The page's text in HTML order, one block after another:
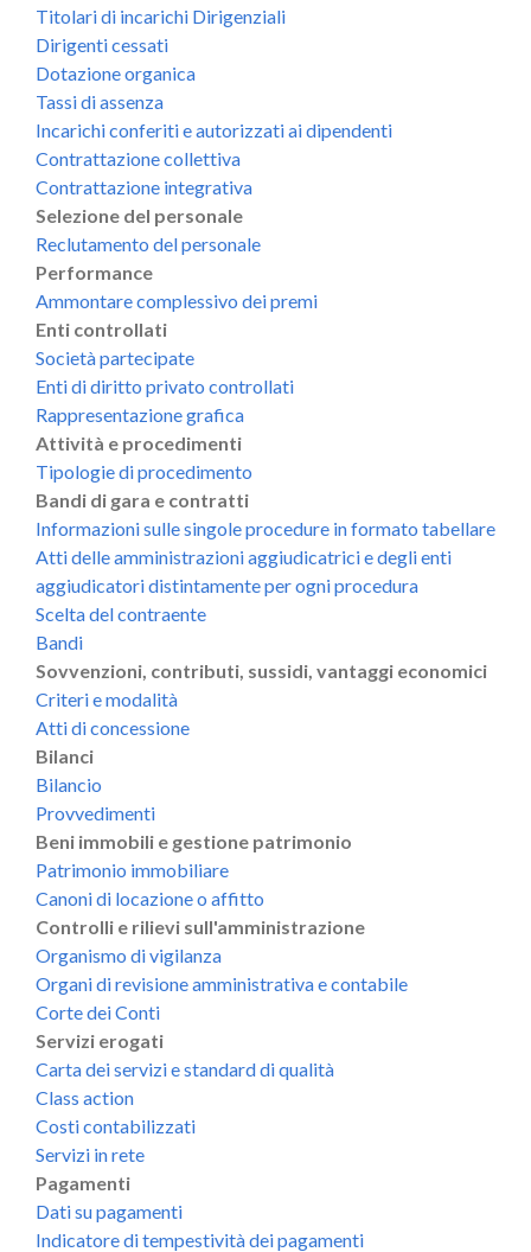
Titolari di incarichi Dirigenziali
Dirigenti cessati
Dotazione organica
Tassi di assenza
Incarichi conferiti e autorizzati ai dipendenti
Contrattazione collettiva
Contrattazione integrativa
Selezione del personale
Reclutamento del personale
Performance
Ammontare complessivo dei premi
Enti controllati
Società partecipate
Enti di diritto privato controllati
Rappresentazione grafica
Attività e procedimenti
Tipologie di procedimento
Bandi di gara e contratti
Informazioni sulle singole procedure in formato tabellare
Atti delle amministrazioni aggiudicatrici e degli enti
aggiudicatori distintamente per ogni procedura
Scelta del contraente
Bandi
Sovvenzioni, contributi, sussidi, vantaggi economici
Criteri e modalità
Atti di concessione
Bilanci
Bilancio
Provvedimenti
Beni immobili e gestione patrimonio
Patrimonio immobiliare
Canoni di locazione o affitto
Controlli e rilievi sull'amministrazione
Organismo di vigilanza
Organi di revisione amministrativa e contabile
Corte dei Conti
Servizi erogati
Carta dei servizi e standard di qualità
Class action
Costi contabilizzati
Servizi in rete
Pagamenti
Dati su pagamenti
Indicatore di tempestività dei pagamenti